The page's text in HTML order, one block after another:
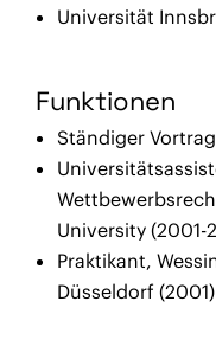
Universität
Funktionen
Ständiger
University (2001-
Praktikant,
Düsseldorf (2001)